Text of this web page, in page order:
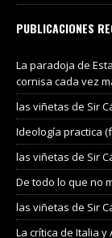
PUBLICACIONES
La paradoja de
cornisa cada vez
las viñetas de Sir
Ideología practica
las viñetas de Sir
De todo lo que no
las viñetas de Sir
La crítica de Italia